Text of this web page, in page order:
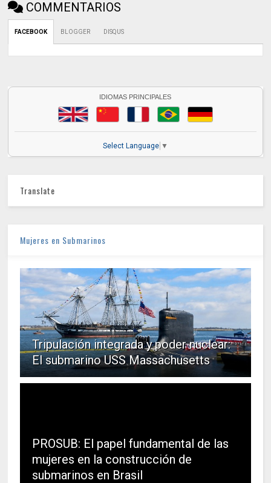
COMMENTARIOS
FACEBOOK BLOGGER DISQUS
IDIOMAS PRINCIPALES
Select Language ▼
Translate
Mujeres en Submarinos
Tripulación integrada y poder nuclear:
El submarino USS Massachusetts
PROSUB: El papel fundamental de las
mujeres en la construcción de
submarinos en Brasil